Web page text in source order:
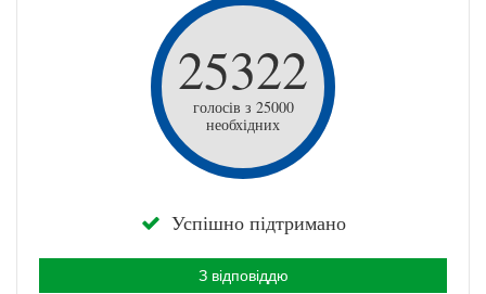
25322
голосів з 25000
необхідних
Успішно підтримано
З відповіддю